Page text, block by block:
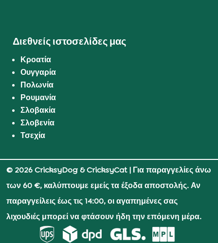
Διεθνείς ιστοσελίδες μας
Κροατία
Ουγγαρία
Πολωνία
Ρουμανία
Σλοβακία
Σλοβενία
Τσεχία
© 2026 CricksyDog & CricksyCat| Για παραγγελίες άνω
των 60 €, καλύπτουμε εμείς τα έξοδα αποστολής. Αν
παραγγείλεις έως τις 14:00, οι αγαπημένες σας
λιχουδιές μπορεί να φτάσουν ήδη την επόμενη μέρα.